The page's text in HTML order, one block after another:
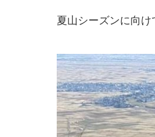
夏山シーズンに向